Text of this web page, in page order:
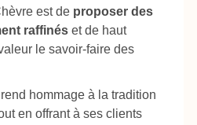
est de proposer des
raffinés et de haut
le savoir-faire des
hommage à la tradition
en offrant à ses clients